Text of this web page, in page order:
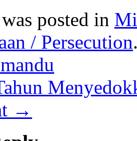
posted in
/ Persecution
→